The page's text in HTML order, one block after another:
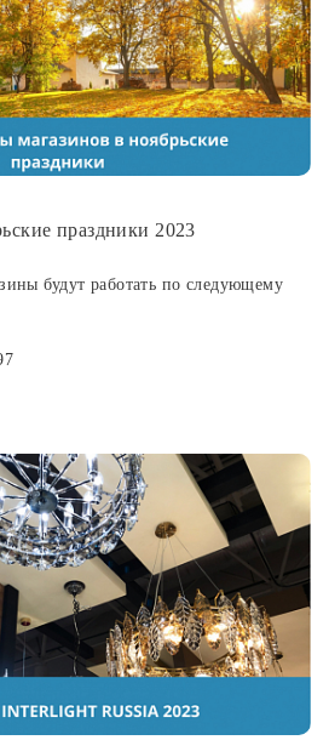
праздники 2023
будут работать по следующему